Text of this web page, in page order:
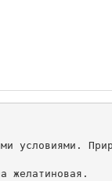
желатиновая.